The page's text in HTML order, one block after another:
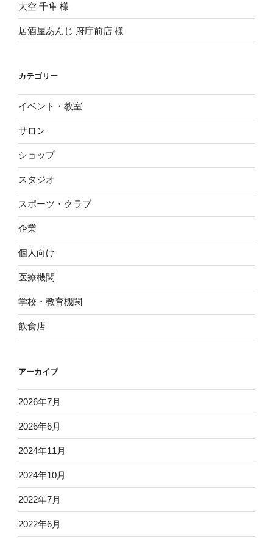
大空 千隼 様
居酒屋あんじ 府庁前店 様
カテゴリー
イベント・教室
サロン
ショップ
スタジオ
スポーツ・クラブ
企業
個人向け
医療機関
学校・教育機関
飲食店
アーカイブ
2026年7月
2026年6月
2024年11月
2024年10月
2022年7月
2022年6月